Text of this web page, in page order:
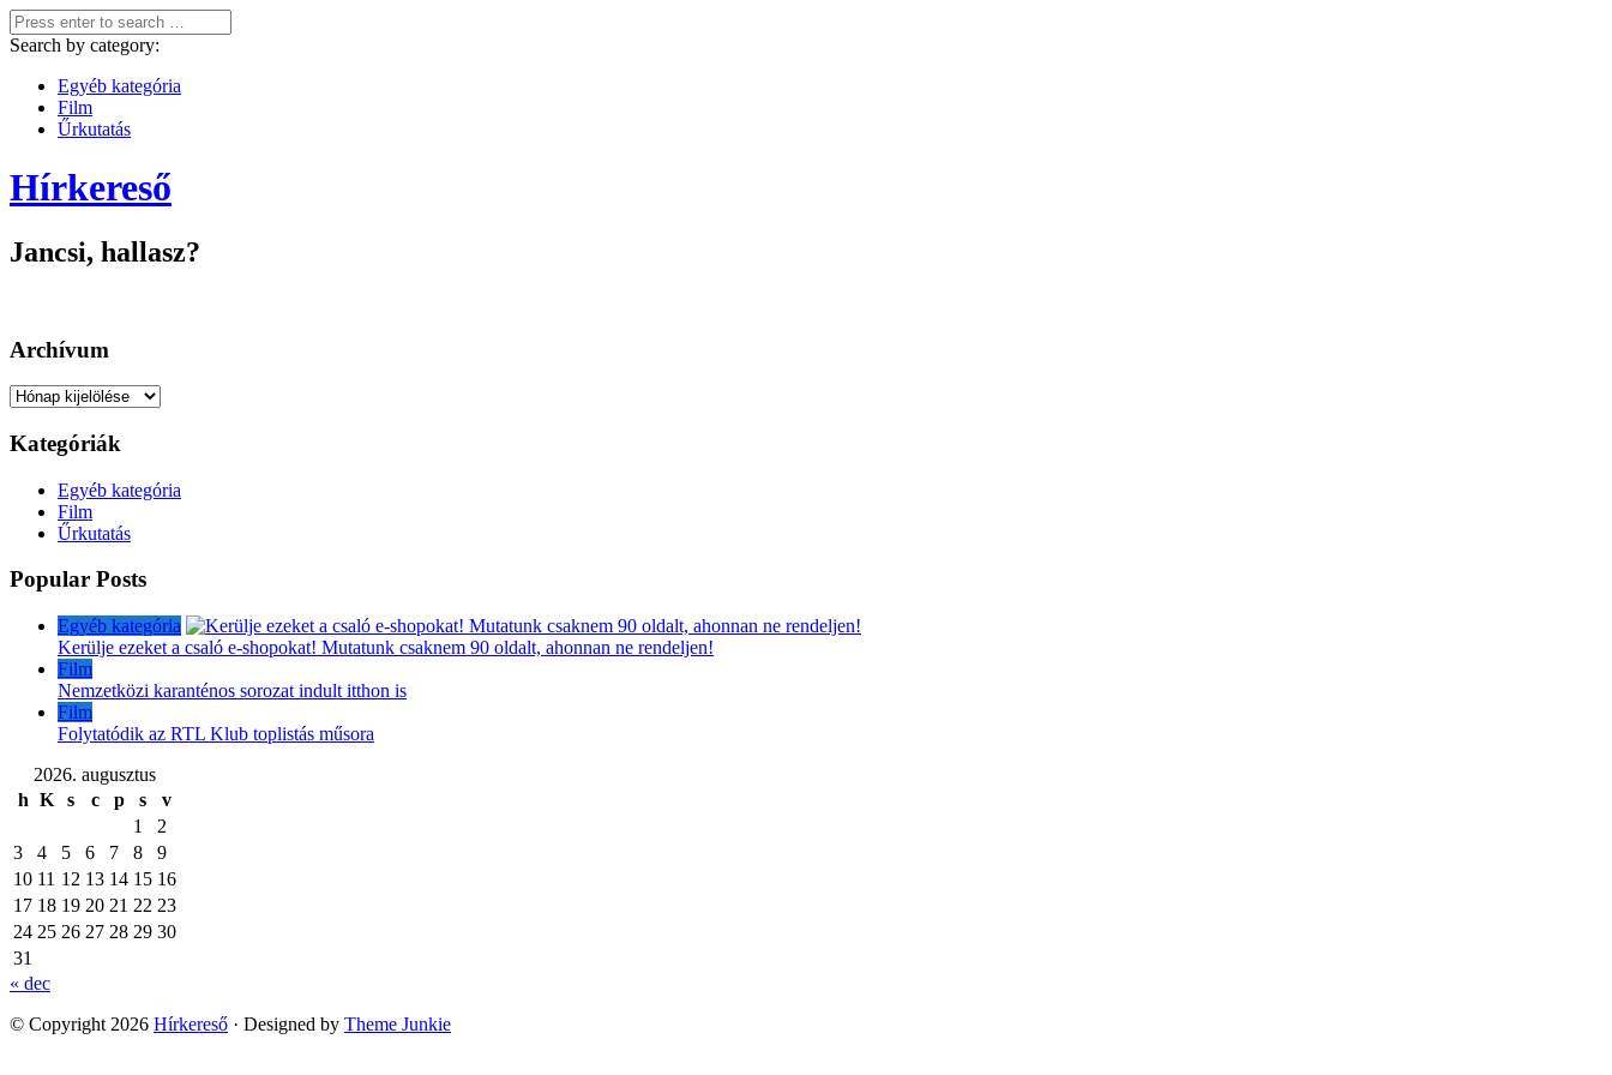
Search by category:
Egyéb kategória
Film
Űrkutatás
Hírkereső
Jancsi, hallasz?
Archívum
Archívum
Kategóriák
Egyéb kategória
Film
Űrkutatás
Popular Posts
Egyéb kategória
Kerülje ezeket a csaló e-shopokat! Mutatunk csaknem 90 oldalt, ahonnan ne rendeljen!
Film
Nemzetközi karanténos sorozat indult itthon is
Film
Folytatódik az RTL Klub toplistás műsora
2026. augusztus
h K s c p s
v
1
2
3
4 5 6 7 8
9
10 11 12 13 14 15 16
17 18 19 20 21 22 23
24 25 26 27 28 29 30
31
« dec
© Copyright 2026 Hírkereső · Designed by Theme Junkie